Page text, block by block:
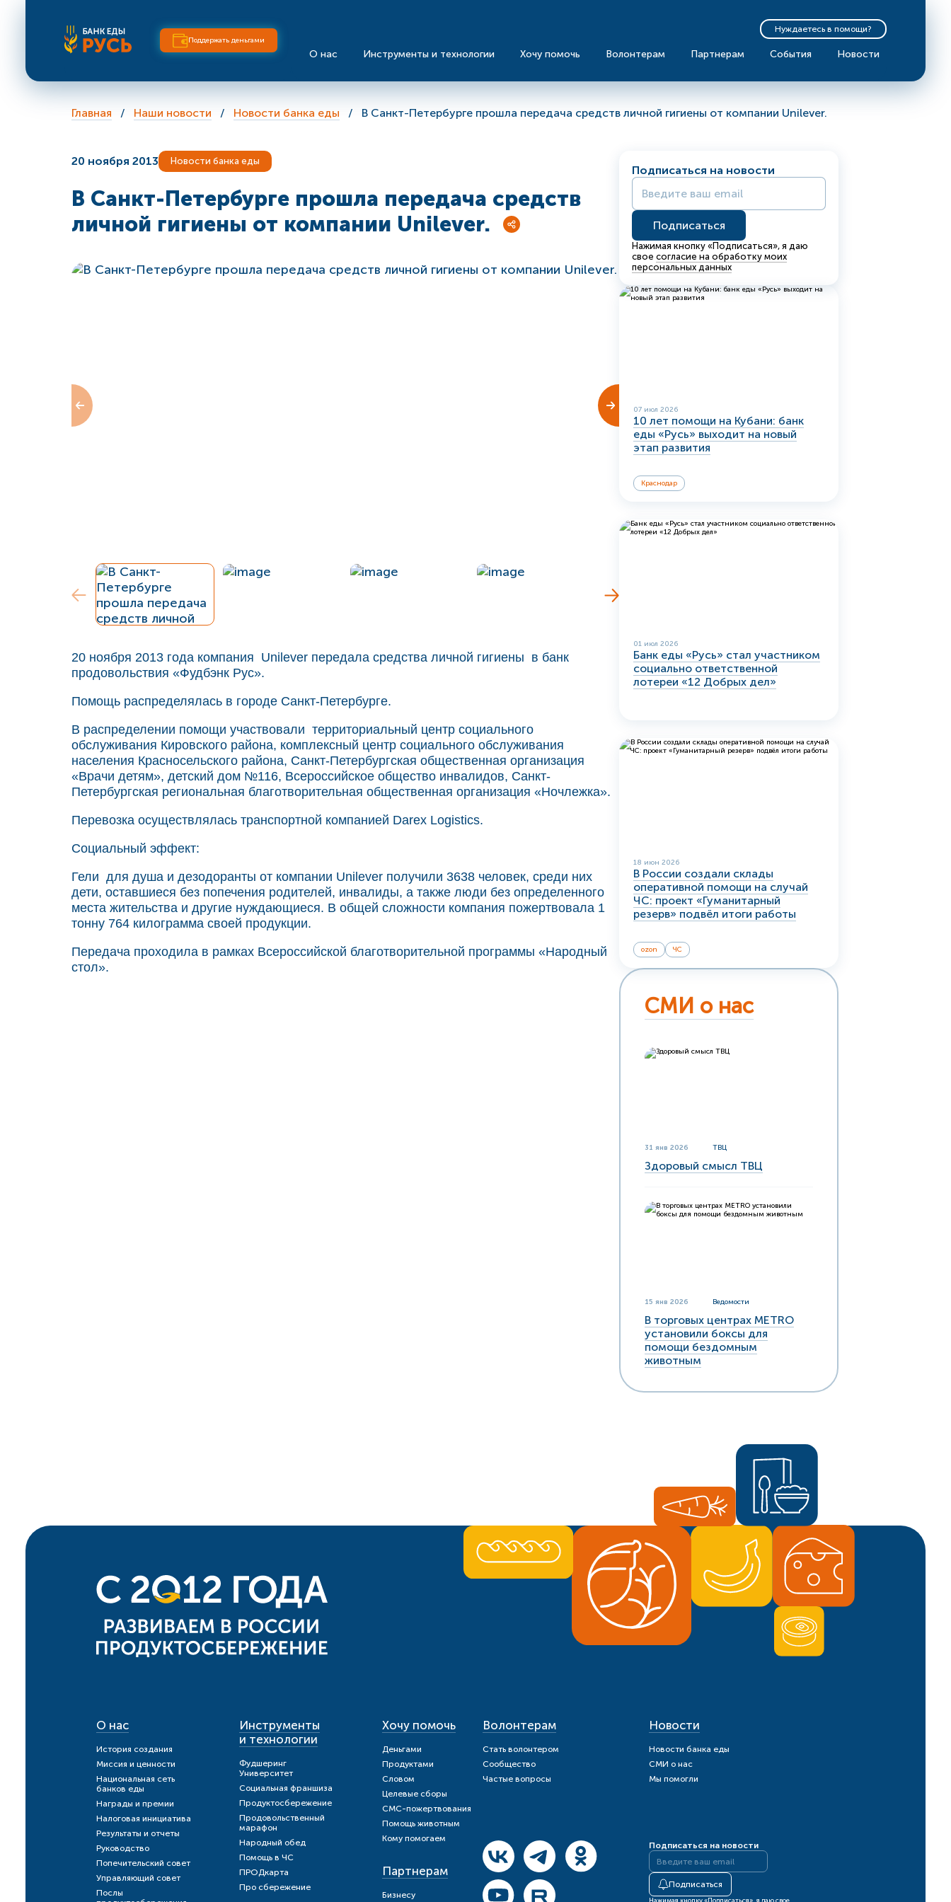
Поддержать деньгами
Нуждаетесь в помощи?
О нас Инструменты и технологии Хочу помочь Волонтерам Партнерам События Новости
Главная Наши новости Новости банка еды В Санкт-Петербурге прошла передача средств личной гигиены от компании Unilever.
20 ноября 2013 Новости банка еды
В Санкт-Петербурге прошла передача средств
личной гигиены от компании Unilever.
20 ноября 2013 года компания Unilever передала средства личной гигиены в банк
продовольствия «Фудбэнк Рус».
Помощь распределялась в городе Санкт-Петербурге.
В распределении помощи участвовали территориальный центр социального
обслуживания Кировского района, комплексный центр социального обслуживания
населения Красносельского района, Санкт-Петербургская общественная организация
«Врачи детям», детский дом №116, Всероссийское общество инвалидов, Санкт-
Петербургская региональная благотворительная общественная организация «Ночлежка».
Перевозка осуществлялась транспортной компанией Darex Logistics.
Социальный эффект:
Гели для душа и дезодоранты от компании Unilever получили 3638 человек, среди них
дети, оставшиеся без попечения родителей, инвалиды, а также люди без определенного
места жительства и другие нуждающиеся. В общей сложности компания пожертвовала 1
тонну 764 килограмма своей продукции.
Передача проходила в рамках Всероссийской благотворительной программы «Народный
стол».
Подписаться на новости
Нажимая кнопку «Подписаться», я даю
свое согласие на обработку моих
персональных данных
07 июл 2026
10 лет помощи на Кубани: банк
еды «Русь» выходит на новый
этап развития
Краснодар
01 июл 2026
Банк еды «Русь» стал участником
социально ответственной
лотереи «12 Добрых дел»
18 июн 2026
В России создали склады
оперативной помощи на случай
ЧС: проект «Гуманитарный
резерв» подвёл итоги работы
ozon ЧС
СМИ о нас
31 янв 2026 ТВЦ
Здоровый смысл ТВЦ
15 янв 2026 Ведомости
В торговых центрах METRO
установили боксы для
помощи бездомным
животным
О нас
История создания
Миссия и ценности
Национальная сеть
банков еды
Награды и премии
Налоговая инициатива
Результаты и отчеты
Руководство
Попечительский совет
Управляющий совет
Послы
Инструменты
и технологии
Фудшеринг
Университет
Социальная франшиза
Продуктосбережение
Продовольственный
марафон
Народный обед
Помощь в ЧС
ПРОДкарта
Про сбережение
Хочу помочь
Деньгами
Продуктами
Словом
Целевые сборы
СМС-пожертвования
Помощь животным
Кому помогаем
Партнерам
Бизнесу
Волонтерам
Стать волонтером
Сообщество
Частые вопросы
Новости
Новости банка еды
СМИ о нас
Мы помогли
Подписаться на новости
Подписаться
Нажимая кнопку «Подписаться», я даю свое